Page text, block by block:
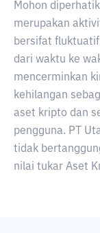
Mohon
merupakan
bersifat
dari waktu ke
mencerminkan
kehilangan
aset kripto dan
pengguna. PT
tidak
nilai tukar Aset